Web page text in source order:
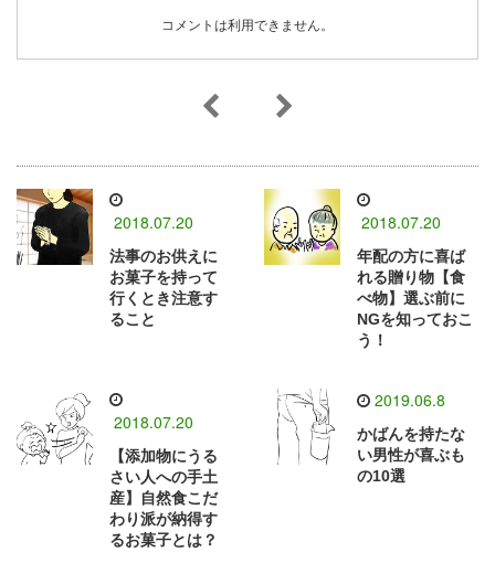
コメントは利用できません。
2018.07.20
法事のお供えに
お菓子を持って
行くとき注意す
ること
2018.07.20
年配の方に喜ば
れる贈り物【食
べ物】選ぶ前に
NGを知っておこ
う！
2018.07.20
【添加物にうる
さい人への手土
産】自然食こだ
わり派が納得す
るお菓子とは？
2019.06.8
かばんを持たな
い男性が喜ぶも
の10選